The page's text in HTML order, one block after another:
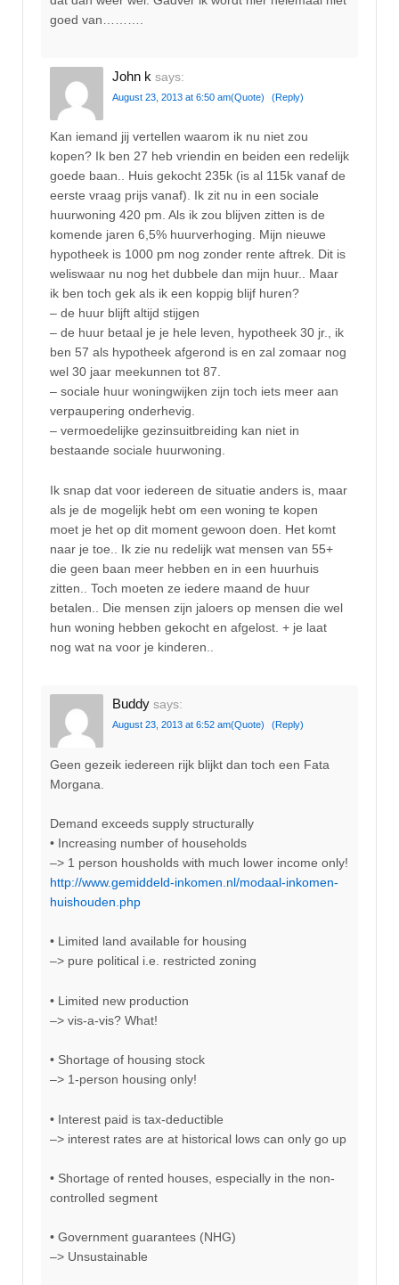
goed van……….
John k says:
August 23, 2013 at 6:50 am(Quote) (Reply)
Kan iemand jij vertellen waarom ik nu niet zou
kopen? Ik ben 27 heb vriendin en beiden een redelijk
goede baan.. Huis gekocht 235k (is al 115k vanaf de
eerste vraag prijs vanaf). Ik zit nu in een sociale
huurwoning 420 pm. Als ik zou blijven zitten is de
komende jaren 6,5% huurverhoging. Mijn nieuwe
hypotheek is 1000 pm nog zonder rente aftrek. Dit is
weliswaar nu nog het dubbele dan mijn huur.. Maar
ik ben toch gek als ik een koppig blijf huren?
– de huur blijft altijd stijgen
– de huur betaal je je hele leven, hypotheek 30 jr., ik
ben 57 als hypotheek afgerond is en zal zomaar nog
wel 30 jaar meekunnen tot 87.
– sociale huur woningwijken zijn toch iets meer aan
verpaupering onderhevig.
– vermoedelijke gezinsuitbreiding kan niet in
bestaande sociale huurwoning.
Ik snap dat voor iedereen de situatie anders is, maar
als je de mogelijk hebt om een woning te kopen
moet je het op dit moment gewoon doen. Het komt
naar je toe.. Ik zie nu redelijk wat mensen van 55+
die geen baan meer hebben en in een huurhuis
zitten.. Toch moeten ze iedere maand de huur
betalen.. Die mensen zijn jaloers op mensen die wel
hun woning hebben gekocht en afgelost. + je laat
nog wat na voor je kinderen..
Buddy says:
August 23, 2013 at 6:52 am(Quote) (Reply)
Geen gezeik iedereen rijk blijkt dan toch een Fata
Morgana.
Demand exceeds supply structurally
• Increasing number of households
–> 1 person housholds with much lower income only!
http://www.gemiddeld-inkomen.nl/modaal-inkomen-
huishouden.php
• Limited land available for housing
–> pure political i.e. restricted zoning
• Limited new production
–> vis-a-vis? What!
• Shortage of housing stock
–> 1-person housing only!
• Interest paid is tax-deductible
–> interest rates are at historical lows can only go up
• Shortage of rented houses, especially in the non-
controlled segment
• Government guarantees (NHG)
–> Unsustainable